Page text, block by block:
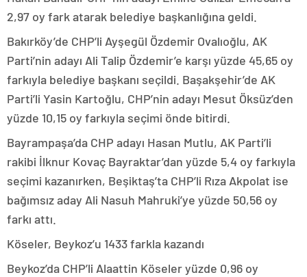
2,97 oy fark atarak belediye başkanlığına geldi.
Bakırköy’de CHP’li Ayşegül Özdemir Ovalıoğlu, AK
Parti’nin adayı Ali Talip Özdemir’e karşı yüzde 45,65 oy
farkıyla belediye başkanı seçildi. Başakşehir’de AK
Parti’li Yasin Kartoğlu, CHP’nin adayı Mesut Öksüz’den
yüzde 10,15 oy farkıyla seçimi önde bitirdi.
Bayrampaşa’da CHP adayı Hasan Mutlu, AK Parti’li
rakibi İlknur Kovaç Bayraktar’dan yüzde 5,4 oy farkıyla
seçimi kazanırken, Beşiktaş’ta CHP’li Rıza Akpolat ise
bağımsız aday Ali Nasuh Mahruki’ye yüzde 50,56 oy
farkı attı.
Köseler, Beykoz’u 1433 farkla kazandı
Beykoz’da CHP’li Alaattin Köseler yüzde 0,96 oy